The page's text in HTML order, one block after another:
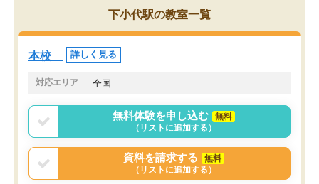
すめできる塾です。
下小代駅の教室一覧
本校 詳しく見る
対応エリア 全国
無料体験を申し込む
無料
（リストに追加する）
資料を請求する
無料
（リストに追加する）